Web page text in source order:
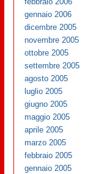
gennaio 2006
dicembre 2005
novembre 2005
ottobre 2005
settembre 2005
agosto 2005
luglio 2005
giugno 2005
maggio 2005
aprile 2005
marzo 2005
febbraio 2005
gennaio 2005